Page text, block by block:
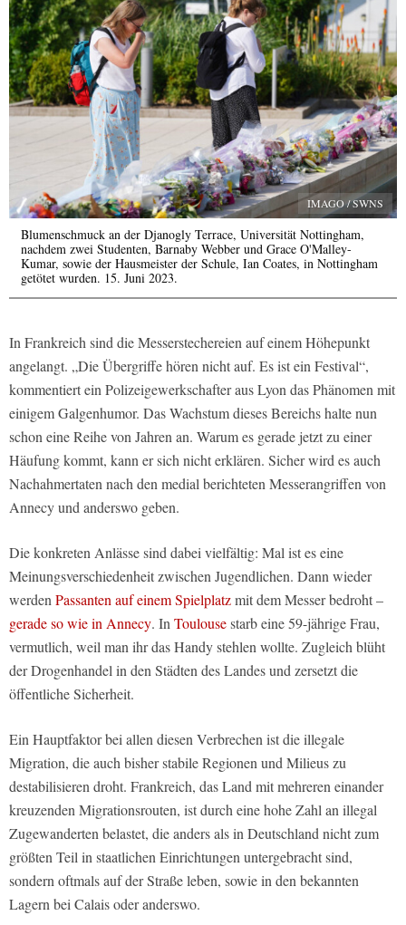
IMAGO / SWNS
Blumenschmuck an der Djanogly Terrace, Universität Nottingham,
nachdem zwei Studenten, Barnaby Webber und Grace O'Malley-
Kumar, sowie der Hausmeister der Schule, Ian Coates, in Nottingham
getötet wurden. 15. Juni 2023.
In Frankreich sind die Messerstechereien auf einem Höhepunkt
angelangt. „Die Übergriffe hören nicht auf. Es ist ein Festival“,
kommentiert ein Polizeigewerkschafter aus Lyon das Phänomen mit
einigem Galgenhumor. Das Wachstum dieses Bereichs halte nun
schon eine Reihe von Jahren an. Warum es gerade jetzt zu einer
Häufung kommt, kann er sich nicht erklären. Sicher wird es auch
Nachahmertaten nach den medial berichteten Messerangriffen von
Annecy und anderswo geben.
Die konkreten Anlässe sind dabei vielfältig: Mal ist es eine
Meinungsverschiedenheit zwischen Jugendlichen. Dann wieder
werden Passanten auf einem Spielplatzmit dem Messer bedroht –
gerade so wie in Annecy. In Toulousestarb eine 59-jährige Frau,
vermutlich, weil man ihr das Handy stehlen wollte. Zugleich blüht
der Drogenhandel in den Städten des Landes und zersetzt die
öffentliche Sicherheit.
Ein Hauptfaktor bei allen diesen Verbrechen ist die illegale
Migration, die auch bisher stabile Regionen und Milieus zu
destabilisieren droht. Frankreich, das Land mit mehreren einander
kreuzenden Migrationsrouten, ist durch eine hohe Zahl an illegal
Zugewanderten belastet, die anders als in Deutschland nicht zum
größten Teil in staatlichen Einrichtungen untergebracht sind,
sondern oftmals auf der Straße leben, sowie in den bekannten
Lagern bei Calais oder anderswo.